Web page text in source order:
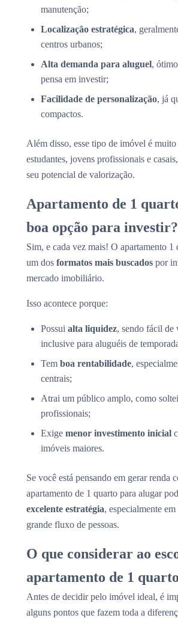
manutenção;
Localização estratégica,
centros urbanos;
Alta demanda para aluguel,
pensa em investir;
Facilidade de personalização, já
compactos.
Além disso, esse tipo de imóvel é
estudantes, jovens profissionais e
seu potencial de valorização.
Apartamento de 1
boa opção para investir?
Sim, e cada vez mais! O apartamento 1
um dos formatos mais buscados por
mercado imobiliário.
Isso acontece porque:
Possui alta liquidez, sendo fácil de
inclusive para aluguéis de
Tem boa rentabilidade,
centrais;
Atrai um público amplo, como
profissionais;
Exige menor investimento inicial
imóveis maiores.
Se você está pensando em gerar renda
apartamento de 1 quarto para alugar
excelente estratégia, especialmente
grande fluxo de pessoas.
O que considerar ao
apartamento de 1
Antes de decidir pelo imóvel ideal, é
alguns pontos que fazem toda a